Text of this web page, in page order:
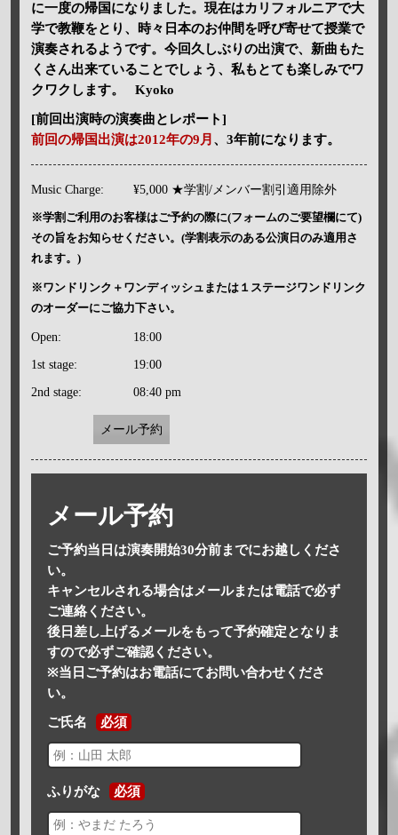
に一度の帰国になりました。現在はカリフォルニアで大
学で教鞭をとり、時々日本のお仲間を呼び寄せて授業で
演奏されるようです。今回久しぶりの出演で、新曲もた
くさん出来ていることでしょう、私もとても楽しみでワ
クワクします。 Kyoko
[前回出演時の演奏曲とレポート]
前回の帰国出演は2012年の9月 、3年前になります。
Music Charge: ¥5,000 ★学割/メンバー割引適用除外
※学割ご利用のお客様はご予約の際に(フォームのご要望欄にて)
その旨をお知らせください。(学割表示のある公演日のみ適用さ
れます。)
※ワンドリンク＋ワンディッシュまたは１ステージワンドリンク
のオーダーにご協力下さい。
Open: 18:00
1st stage: 19:00
2nd stage: 08:40 pm
メール予約
メール予約
ご予約当日は演奏開始30分前までにお越しくださ
い。
キャンセルされる場合はメールまたは電話で必ず
ご連絡ください。
後日差し上げるメールをもって予約確定となりま
すので必ずご確認ください。
※当日ご予約はお電話にてお問い合わせくださ
い。
ご氏名 必須
ふりがな 必須